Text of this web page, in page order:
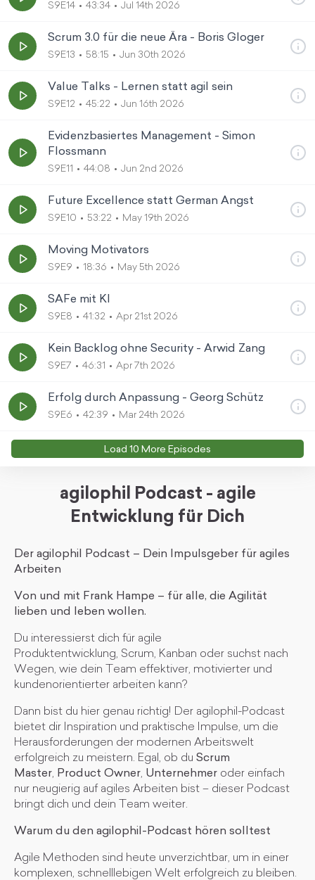
S9E14 43:34 Jul 14th 2026
Scrum 3.0 für die neue Ära - Boris Gloger
S9E13 58:15 Jun 30th 2026
Value Talks - Lernen statt agil sein
S9E12 45:22 Jun 16th 2026
Evidenzbasiertes Management - Simon
Flossmann
S9E11 44:08 Jun 2nd 2026
Future Excellence statt German Angst
S9E10 53:22 May 19th 2026
Moving Motivators
S9E9 18:36 May 5th 2026
SAFe mit KI
S9E8 41:32 Apr 21st 2026
Kein Backlog ohne Security - Arwid Zang
S9E7 46:31 Apr 7th 2026
Erfolg durch Anpassung - Georg Schütz
S9E6 42:39 Mar 24th 2026
Load 10 More Episodes
agilophil Podcast - agile
Entwicklung für Dich
Der agilophil Podcast – Dein Impulsgeber für agiles
Arbeiten
Von und mit Frank Hampe – für alle, die Agilität
lieben und leben wollen.
Du interessierst dich für agile
Produktentwicklung, Scrum, Kanban oder suchst nach
Wegen, wie dein Team effektiver, motivierter und
kundenorientierter arbeiten kann?
Dann bist du hier genau richtig! Der agilophil-Podcast
bietet dir Inspiration und praktische Impulse, um die
Herausforderungen der modernen Arbeitswelt
erfolgreich zu meistern. Egal, ob du Scrum
Master, Product Owner, Unternehmer oder einfach
nur neugierig auf agiles Arbeiten bist – dieser Podcast
bringt dich und dein Team weiter.
Warum du den agilophil-Podcast hören solltest
Agile Methoden sind heute unverzichtbar, um in einer
komplexen, schnelllebigen Welt erfolgreich zu bleiben.